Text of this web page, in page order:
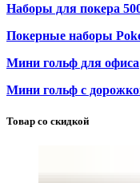
Наборы для покера
Покерные наборы
Мини гольф для офиса
Мини гольф с
Товар со скидкой